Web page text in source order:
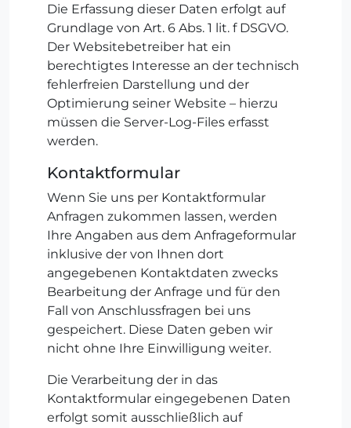
Die Erfassung dieser Daten erfolgt auf
Grundlage von Art. 6 Abs. 1 lit. f DSGVO.
Der Websitebetreiber hat ein
berechtigtes Interesse an der technisch
fehlerfreien Darstellung und der
Optimierung seiner Website – hierzu
müssen die Server-Log-Files erfasst
werden.
Kontaktformular
Wenn Sie uns per Kontaktformular
Anfragen zukommen lassen, werden
Ihre Angaben aus dem Anfrageformular
inklusive der von Ihnen dort
angegebenen Kontaktdaten zwecks
Bearbeitung der Anfrage und für den
Fall von Anschlussfragen bei uns
gespeichert. Diese Daten geben wir
nicht ohne Ihre Einwilligung weiter.
Die Verarbeitung der in das
Kontaktformular eingegebenen Daten
erfolgt somit ausschließlich auf